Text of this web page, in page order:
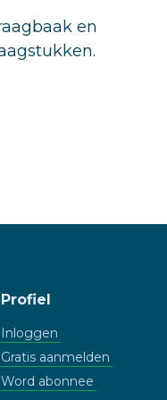
en
Profiel
Inloggen
Gratis aanmelden
Word abonnee